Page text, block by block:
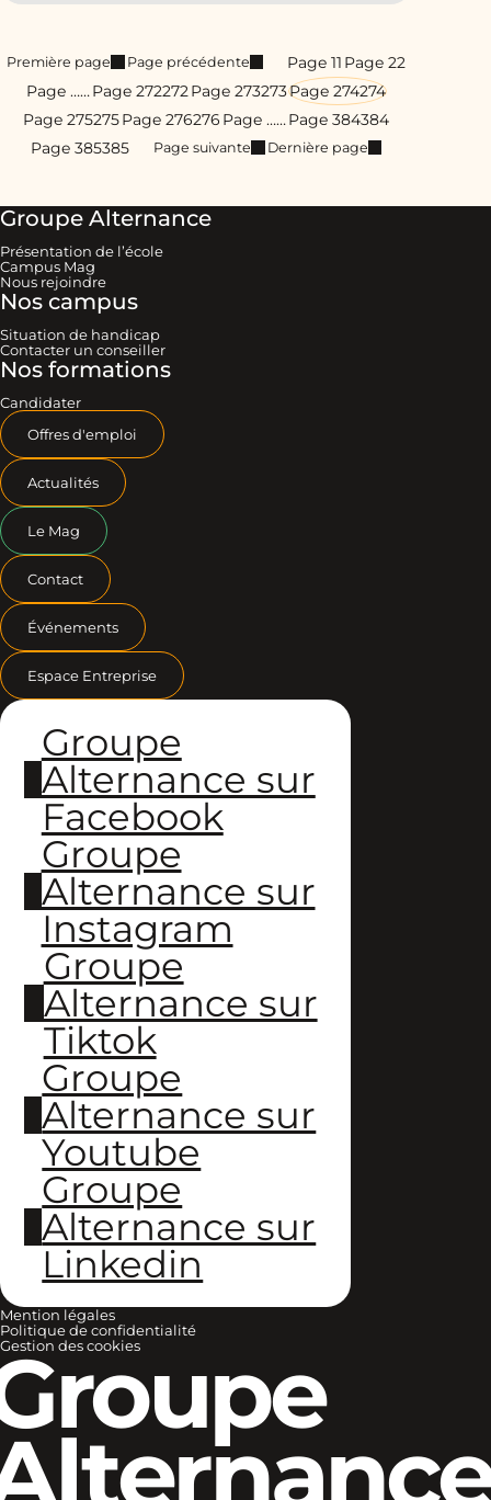
Première page Page précédente Page 11 Page 22
Page ……Page 272272Page 273273Page 274274
Page 275275Page 276276 Page ……Page 384384
Page 385385 Page suivante Dernière page
Groupe Alternance
Présentation de l’école
Campus Mag
Nous rejoindre
Nos campus
Situation de handicap
Contacter un conseiller
Nos formations
Candidater
Offres d'emploi
Actualités
Le Mag
Contact
Événements
Espace Entreprise
Groupe
Alternance sur
Facebook
Groupe
Alternance sur
Instagram
Groupe
Alternance sur
Tiktok
Groupe
Alternance sur
Youtube
Groupe
Alternance sur
Linkedin
Mention légales
Politique de confidentialité
Gestion des cookies